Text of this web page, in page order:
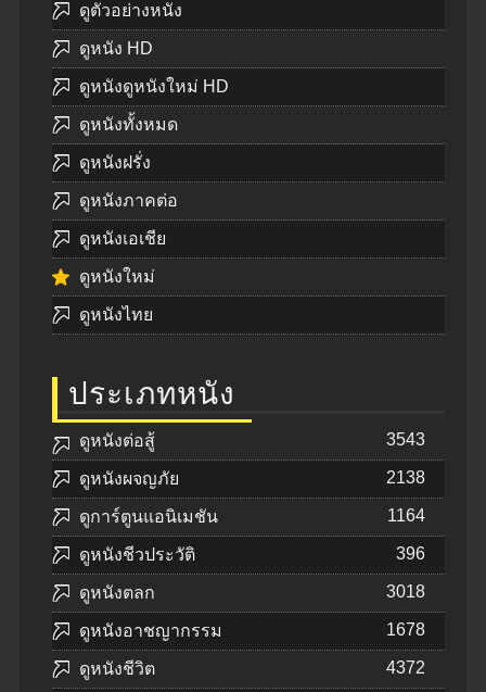
ดูตัวอย่างหนัง
ดูหนัง HD
ดูหนังดูหนังใหม่ HD
ดูหนังทั้งหมด
ดูหนังฝรั่ง
ดูหนังภาคต่อ
ดูหนังเอเชีย
ดูหนังใหม่
ดูหนังไทย
ประเภทหนัง
ดูหนังต่อสู้ 3543
ดูหนังผจญภัย 2138
ดูการ์ตูนแอนิเมชัน 1164
ดูหนังชีวประวัติ 396
ดูหนังตลก 3018
ดูหนังอาชญากรรม 1678
ดูหนังชีวิต 4372